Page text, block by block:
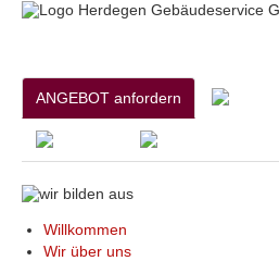
ANGEBOT anfordern
Willkommen
Wir über uns